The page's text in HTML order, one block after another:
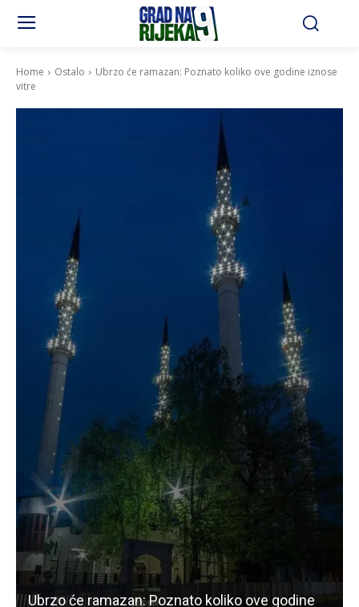
Home Ostalo
Ubrzo će ramazan: Poznato koliko ove godine iznose
vitre
Ubrzo će ramazan: Poznato koliko ove godine